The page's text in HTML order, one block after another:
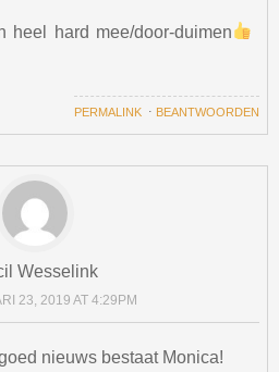
heel hard mee/door-duimen
PERMALINK ⋅ BEANTWOORDEN
Wesselink
23, 2019 AT 4:29PM
nieuws bestaat Monica!